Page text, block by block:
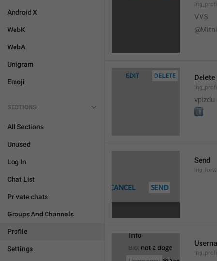
Android X
WebK
WebA
Unigram
Emoji
SECTIONS
All Sections
Unused
Log In
Chat List
Private chats
Groups And Channels
Profile
Settings
VVS
Delete
vpizdu
🚮
Send